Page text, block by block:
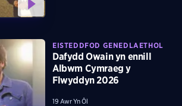
EISTEDDFOD GENEDLAETHOL
Dafydd Owain yn ennill
Albwm Cymraeg y
Flwyddyn 2026
19 Awr Yn Ôl